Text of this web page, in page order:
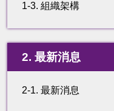
1-3. 組織架構
2. 最新消息
2-1. 最新消息